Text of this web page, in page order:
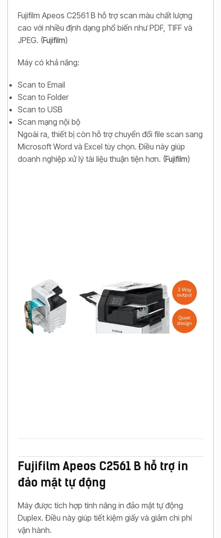
Fujifilm Apeos C2561 B hỗ trợ scan màu chất lượng
cao với nhiều định dạng phổ biến như PDF, TIFF và
JPEG. (Fujifilm)
Máy có khả năng:
Scan to Email
Scan to Folder
Scan to USB
Scan mạng nội bộ
Ngoài ra, thiết bị còn hỗ trợ chuyển đổi file scan sang
Microsoft Word và Excel tùy chọn. Điều này giúp
doanh nghiệp xử lý tài liệu thuận tiện hơn. (Fujifilm)
Fujifilm Apeos C2561 B hỗ trợ in
đảo mặt tự động
Máy được tích hợp tính năng in đảo mặt tự động
Duplex. Điều này giúp tiết kiệm giấy và giảm chi phí
vận hành.